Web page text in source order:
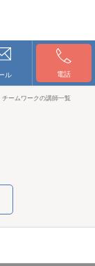
ル 電話
チームワークの講師一覧